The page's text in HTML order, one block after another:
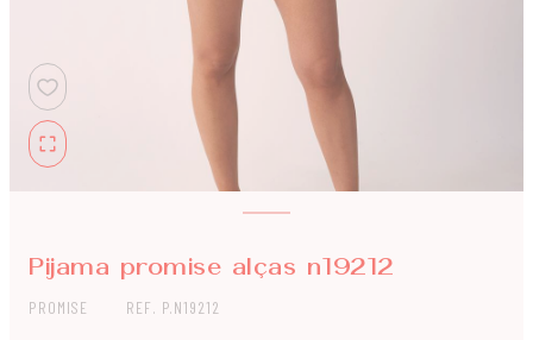
Pijama promise alças n19212
PROMISE REF. P.N19212